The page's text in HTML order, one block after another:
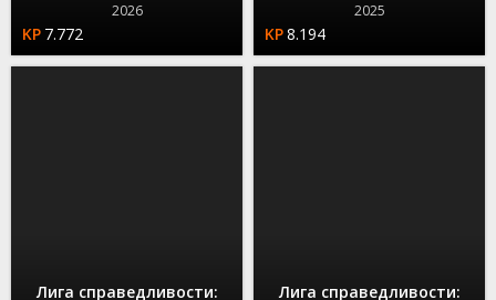
2026
7.772
2025
8.194
Лига справедливости:
Лига справедливости: